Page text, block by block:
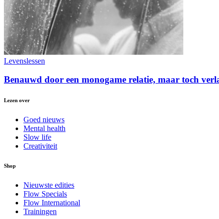
Levenslessen
Benauwd door een monogame relatie, maar toch
Lezen over
Goed nieuws
Mental health
Slow life
Creativiteit
Shop
Nieuwste edities
Flow Specials
Flow International
Trainingen